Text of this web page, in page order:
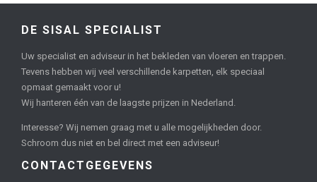
DE SISAL SPECIALIST
Uw specialist en adviseur in het bekleden van vloeren en trappen.
Tevens hebben wij veel verschillende karpetten, elk speciaal
opmaat gemaakt voor u!
Wij hanteren één van de laagste prijzen in Nederland.
Interesse? Wij nemen graag met u alle mogelijkheden door.
Schroom dus niet en bel direct met een adviseur!
CONTACTGEGEVENS